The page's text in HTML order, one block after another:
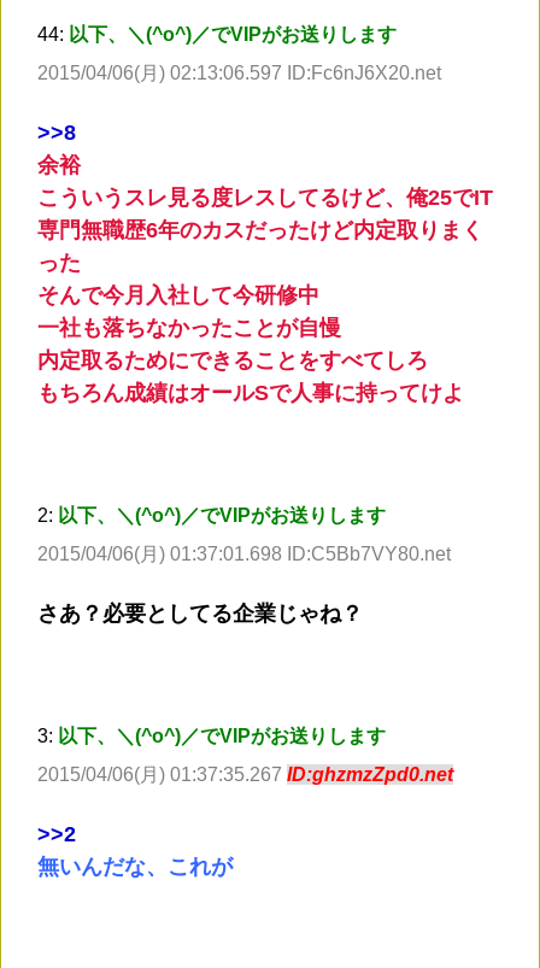
44: 以下、＼(^o^)／でVIPがお送りします
2015/04/06(月) 02:13:06.597 ID:Fc6nJ6X20.net
>>8
余裕
こういうスレ見る度レスしてるけど、俺25でIT
専門無職歴6年のカスだったけど内定取りまく
った
そんで今月入社して今研修中
一社も落ちなかったことが自慢
内定取るためにできることをすべてしろ
もちろん成績はオールSで人事に持ってけよ
2: 以下、＼(^o^)／でVIPがお送りします
2015/04/06(月) 01:37:01.698 ID:C5Bb7VY80.net
さあ？必要としてる企業じゃね？
3: 以下、＼(^o^)／でVIPがお送りします
2015/04/06(月) 01:37:35.267 ID:ghzmzZpd0.net
>>2
無いんだな、これが